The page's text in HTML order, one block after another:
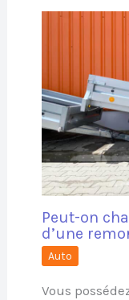
Peut-on
d’une
Auto
Vous